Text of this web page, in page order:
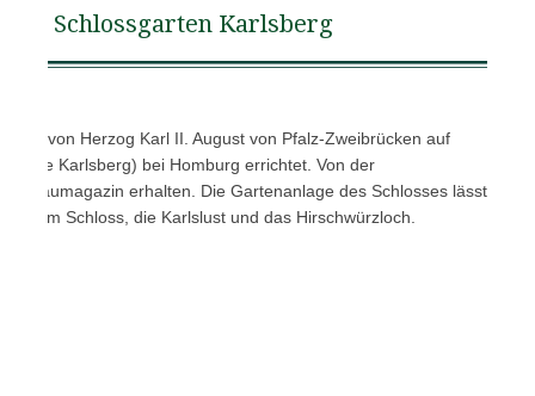
Schlossgarten Karlsberg
von Herzog Karl II. August von Pfalz-Zweibrücken auf
Karlsberg) bei Homburg errichtet. Von der
Baumagazin erhalten. Die Gartenanlage des Schlosses lässt
am Schloss, die Karlslust und das Hirschwürzloch.